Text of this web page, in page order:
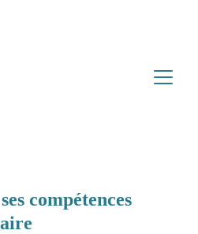
compétences